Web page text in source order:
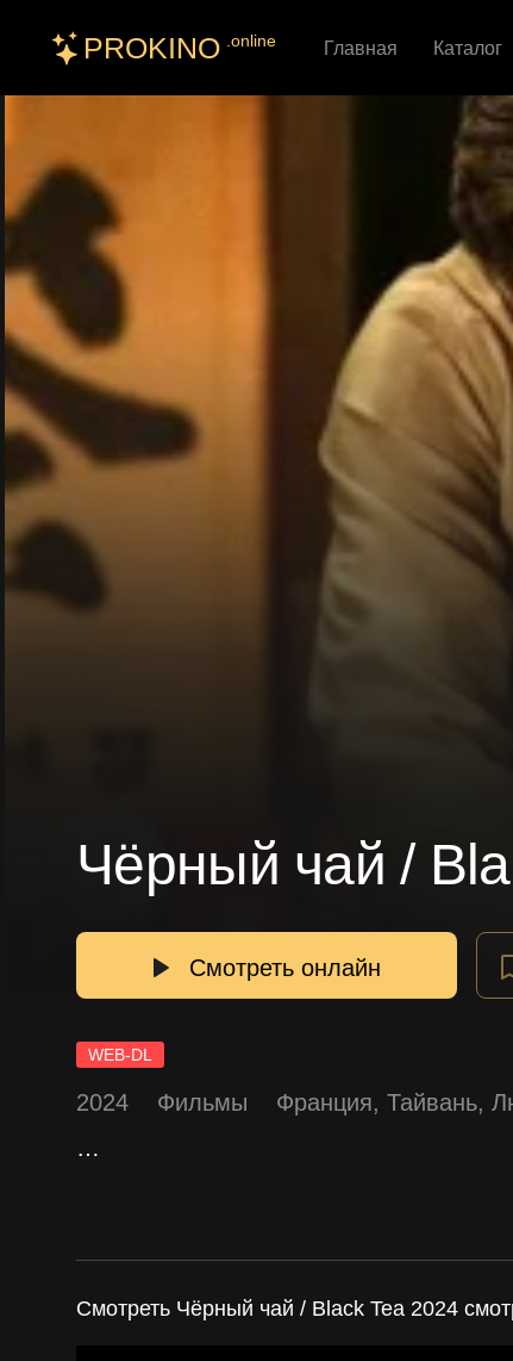
PROKINO .online Главная Каталог
Чёрный чай /
Смотреть онлайн
WEB-DL
2024 Фильмы Франция, Тайвань,
…
Смотреть Чёрный чай / Black Tea 2024